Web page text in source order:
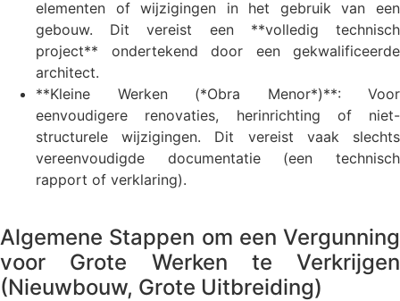
elementen of wijzigingen in het gebruik van een
gebouw. Dit vereist een **volledig technisch
project** ondertekend door een gekwalificeerde
architect.
**Kleine Werken (*Obra Menor*)**: Voor
eenvoudigere renovaties, herinrichting of niet-
structurele wijzigingen. Dit vereist vaak slechts
vereenvoudigde documentatie (een technisch
rapport of verklaring).
Algemene Stappen om een Vergunning
voor Grote Werken te Verkrijgen
(Nieuwbouw, Grote Uitbreiding)